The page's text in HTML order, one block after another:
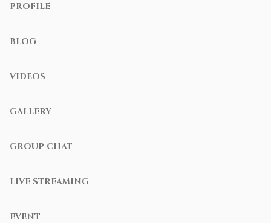
PROFILE
BLOG
VIDEOS
GALLERY
GROUP CHAT
LIVE STREAMING
EVENT